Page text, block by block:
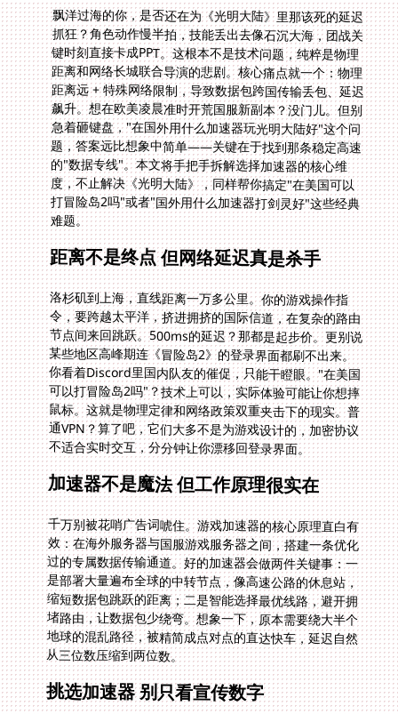
飘洋过海的你，是否还在为《光明大陆》里那该死的延迟
抓狂？角色动作慢半拍，技能丢出去像石沉大海，团战关
键时刻直接卡成PPT。这根本不是技术问题，纯粹是物理
距离和网络长城联合导演的悲剧。核心痛点就一个：物理
距离远 + 特殊网络限制，导致数据包跨国传输丢包、延迟
飙升。想在欧美凌晨准时开荒国服新副本？没门儿。但别
急着砸键盘，"在国外用什么加速器玩光明大陆好"这个问
题，答案远比想象中简单——关键在于找到那条稳定高速
的"数据专线"。本文将手把手拆解选择加速器的核心维
度，不止解决《光明大陆》，同样帮你搞定"在美国可以
打冒险岛2吗"或者"国外用什么加速器打剑灵好"这些经典
难题。
距离不是终点 但网络延迟真是杀手
洛杉矶到上海，直线距离一万多公里。你的游戏操作指
令，要跨越太平洋，挤进拥挤的国际信道，在复杂的路由
节点间来回跳跃。500ms的延迟？那都是起步价。更别说
某些地区高峰期连《冒险岛2》的登录界面都刷不出来。
你看着Discord里国内队友的催促，只能干瞪眼。"在美国
可以打冒险岛2吗"？技术上可以，实际体验可能让你想摔
鼠标。这就是物理定律和网络政策双重夹击下的现实。普
通VPN？算了吧，它们大多不是为游戏设计的，加密协议
不适合实时交互，分分钟让你漂移回登录界面。
加速器不是魔法 但工作原理很实在
千万别被花哨广告词唬住。游戏加速器的核心原理直白有
效：在海外服务器与国服游戏服务器之间，搭建一条优化
过的专属数据传输通道。好的加速器会做两件关键事：一
是部署大量遍布全球的中转节点，像高速公路的休息站，
缩短数据包跳跃的距离；二是智能选择最优线路，避开拥
堵路由，让数据包少绕弯。想象一下，原本需要绕大半个
地球的混乱路径，被精简成点对点的直达快车，延迟自然
从三位数压缩到两位数。
挑选加速器 别只看宣传数字